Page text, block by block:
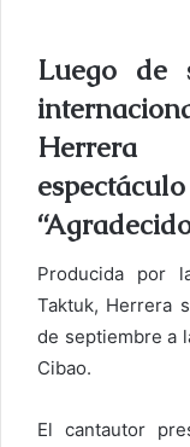
Luego de
Producida por
Taktuk, Herrera
de septiembre a
Cibao.
El cantautor